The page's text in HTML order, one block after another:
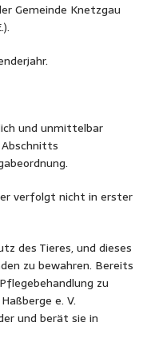
Gemeinde Knetzgau
und unmittelbar
verfolgt nicht in erster
des Tieres, und dieses
zu bewahren. Bereits
zu
e. V.
und berät sie in